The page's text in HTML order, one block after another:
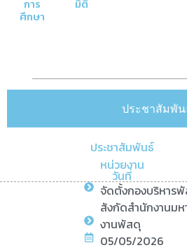
การ
ศึกษา
มิติ
ประชาสัมพั
ประชาสัมพันธ์
หน่วยงาน
วันที่
จัดตั้งกองบริหารพั
สังกัดสำนักงานม
งานพัสดุ
05/05/2026